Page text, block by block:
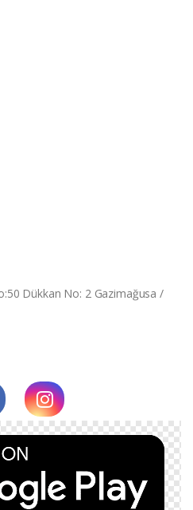
Dükkan No: 2 Gazimağusa /